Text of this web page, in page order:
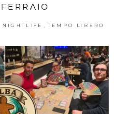
NIGHTLIFE TEMPO LIBERO